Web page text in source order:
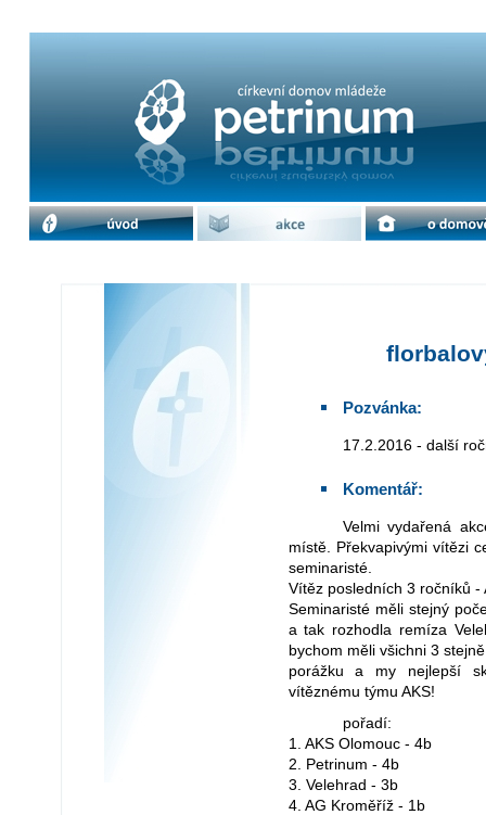
florbalový turnaj v Olomouci | cdm
Pozvánka:
17.2.2016 - další
Komentář:
Velmi vydařená akce, kdy jeden gól rozhodl o našem druhém
místě. Překvapivými vítězi
seminaristé.
Vítěz posledních 3 ročníků -
Seminaristé měli stejný
a tak rozhodla remíza
bychom měli všichni 3
porážku a my nejlepší
vítěznému týmu AKS!
pořadí:
1. AKS Olomouc - 4b
2. Petrinum - 4b
3. Velehrad - 3b
4. AG Kroměříž - 1b
úvod akce o domově